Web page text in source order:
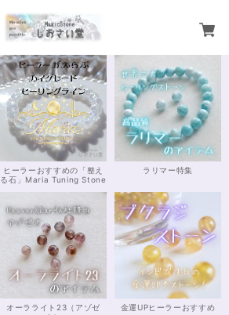
ヒーラーおすすめの「整え
る石」Maria Tuning Stone
ラリマー特集
オーラライト23（アゾゼ
金運UPヒーラーおすすめ